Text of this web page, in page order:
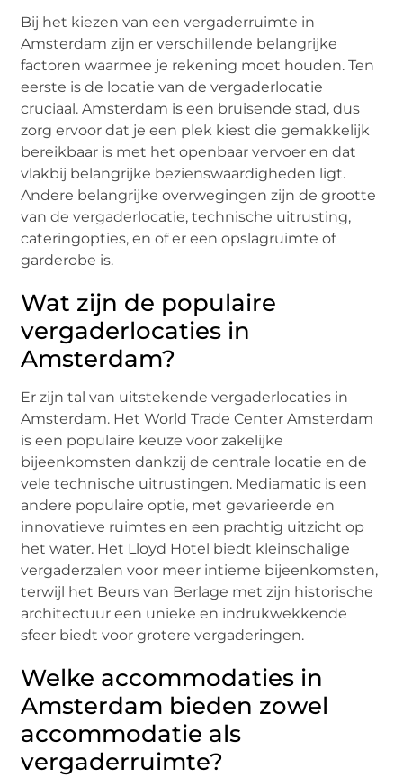
Bij het kiezen van een vergaderruimte in
Amsterdam zijn er verschillende belangrijke
factoren waarmee je rekening moet houden. Ten
eerste is de locatie van de vergaderlocatie
cruciaal. Amsterdam is een bruisende stad, dus
zorg ervoor dat je een plek kiest die gemakkelijk
bereikbaar is met het openbaar vervoer en dat
vlakbij belangrijke bezienswaardigheden ligt.
Andere belangrijke overwegingen zijn de grootte
van de vergaderlocatie, technische uitrusting,
cateringopties, en of er een opslagruimte of
garderobe is.
Wat zijn de populaire
vergaderlocaties in
Amsterdam?
Er zijn tal van uitstekende vergaderlocaties in
Amsterdam. Het World Trade Center Amsterdam
is een populaire keuze voor zakelijke
bijeenkomsten dankzij de centrale locatie en de
vele technische uitrustingen. Mediamatic is een
andere populaire optie, met gevarieerde en
innovatieve ruimtes en een prachtig uitzicht op
het water. Het Lloyd Hotel biedt kleinschalige
vergaderzalen voor meer intieme bijeenkomsten,
terwijl het Beurs van Berlage met zijn historische
architectuur een unieke en indrukwekkende
sfeer biedt voor grotere vergaderingen.
Welke accommodaties in
Amsterdam bieden zowel
accommodatie als
vergaderruimte?